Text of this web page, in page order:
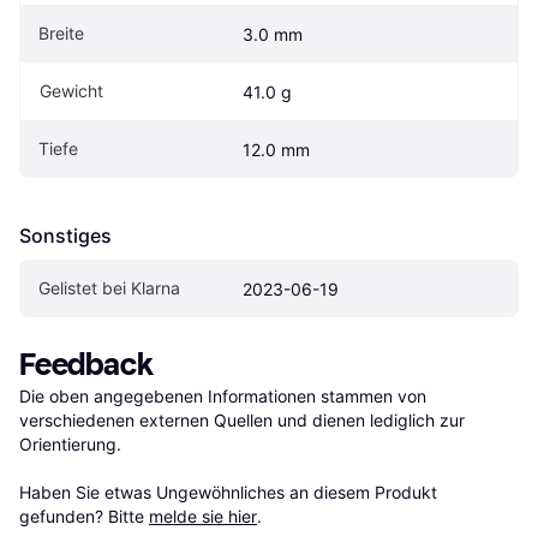
Breite 3.0 mm
Gewicht 41.0 g
Tiefe 12.0 mm
Sonstiges
Gelistet bei Klarna 2023-06-19
Feedback
Die oben angegebenen Informationen stammen von
verschiedenen externen Quellen und dienen lediglich zur
Orientierung.
Haben Sie etwas Ungewöhnliches an diesem Produkt
gefunden? Bitte melde sie hier.